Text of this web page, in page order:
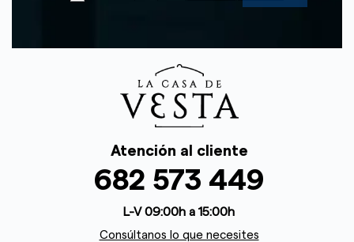
Atención al cliente
682 573 449
L-V 09:00h a 15:00h
Consúltanos lo que necesites